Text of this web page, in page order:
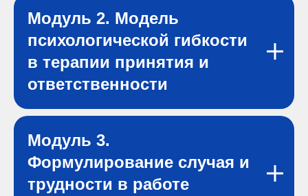
Модуль 2. Модель
психологической гибкости
в терапии принятия и
ответственности
Модуль 3.
Формулирование случая и
трудности в работе